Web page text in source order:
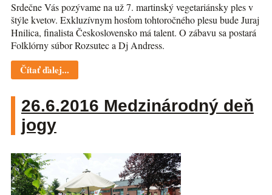
Srdečne Vás pozývame na už 7. martinský vegetariánsky ples v
štýle kvetov. Exkluzívnym hosťom tohtoročného plesu bude Juraj
Hnilica, finalista Československo má talent. O zábavu sa postará
Folklórny súbor Rozsutec a Dj Andress.
Čítať ďalej...
26.6.2016 Medzinárodný deň
jogy